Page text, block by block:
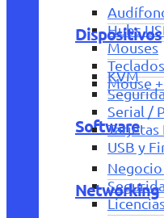
Hubs
Mouses
Teclados
Mouse
Software
Dispositivos
KVM
Serial /
Tarjetas
USB y
Networking